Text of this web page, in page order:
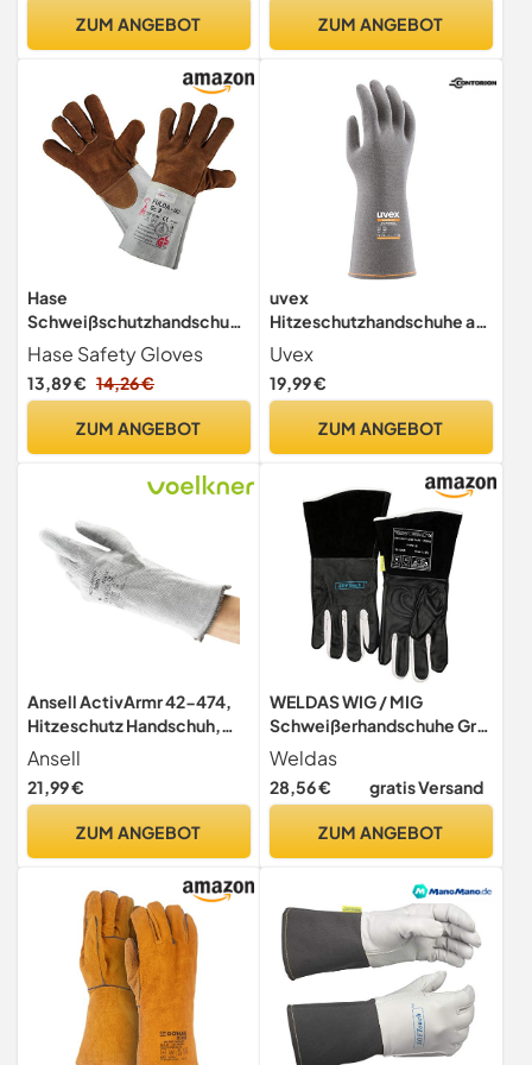
ZUM ANGEBOT ZUM ANGEBOT
Hase
Schweißschutzhandschuhe
FULDA-ISO -
Hitzebeständig/Kevlar-
Garn, Braun, 10
Hase Safety Gloves
13,89 € 14,26 €
ZUM ANGEBOT
uvex
Hitzeschutzhandschuhe arc
protect g1 60838,
Störlichtbogenhandschuh,
hohes Tastgefühl, Made in
Uvex
19,99 €
ZUM ANGEBOT
Ansell ActivArmr 42-474,
Hitzeschutz Handschuh,
Industrielle
hitzebeständige
Handschuhe,
-Futter und Stulpen,
Handschuhe, 1 Paar, Gr. XL
Ansell
21,99 €
ZUM ANGEBOT
WELDAS WIG / MIG
Schweißerhandschuhe Gr.
XL schwarz, Leder 10-1050
Kevlar
Weldas
28,56 € gratis Versand
ZUM ANGEBOT